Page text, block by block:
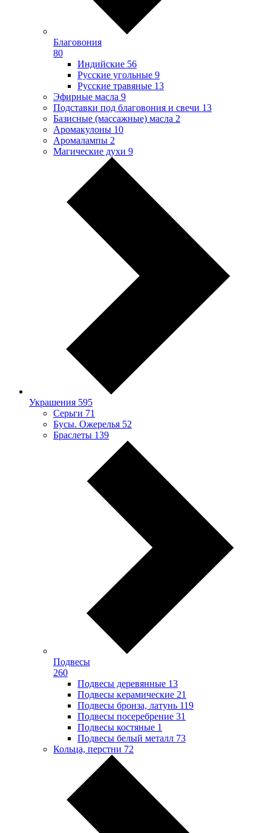
Благовония
80
Индийские 56
Русские угольные 9
Русские травяные 13
Эфирные масла 9
Подставки под благовония и свечи 13
Базисные (массажные) масла 2
Аромакулоны 10
Аромалампы 2
Магические духи 9
Украшения 595
Серьги 71
Бусы. Ожерелья 52
Браслеты 139
Подвесы
260
Подвесы деревянные 13
Подвесы керамические 21
Подвесы бронза, латунь 119
Подвесы посеребрение 31
Подвесы костяные 1
Подвесы белый металл 73
Кольца, перстни 72